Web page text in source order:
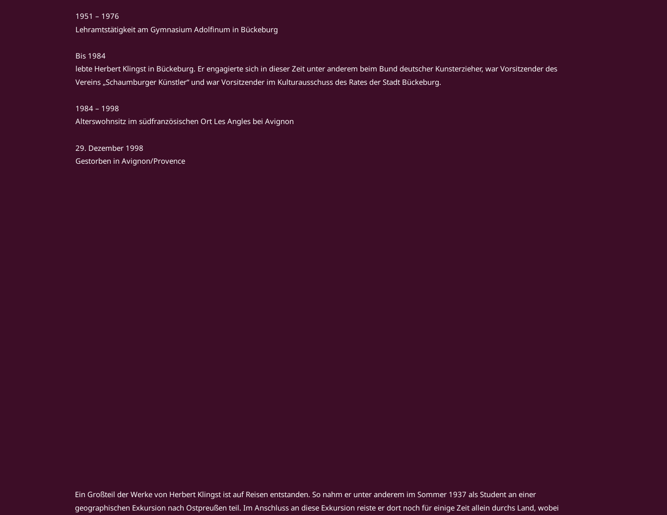
1951 – 1976
Lehramtstätigkeit am Gymnasium Adolfinum in Bückeburg
Bis 1984
lebte Herbert Klingst in Bückeburg. Er engagierte sich in dieser Zeit unter anderem beim Bund deutscher Kunsterzieher, war Vorsitzender des
Vereins „Schaumburger Künstler“ und war Vorsitzender im Kulturausschuss des Rates der Stadt Bückeburg.
1984 – 1998
Alterswohnsitz im südfranzösischen Ort Les Angles bei Avignon
29. Dezember 1998
Gestorben in Avignon/Provence
Ein Großteil der Werke von Herbert Klingst ist auf Reisen entstanden. So nahm er unter anderem im Sommer 1937 als Student an einer
geographischen Exkursion nach Ostpreußen teil. Im Anschluss an diese Exkursion reiste er dort noch für einige Zeit allein durchs Land, wobei